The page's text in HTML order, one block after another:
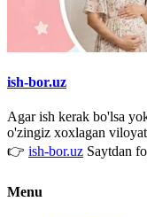
ish-bor.uz
Agar ish kerak bo'lsa
o'zingiz xoxlagan
👉 ish-bor.uz Saytdan
Menu